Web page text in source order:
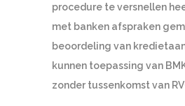
procedure te versnellen
met banken afspraken
beoordeling van
kunnen toepassing van
zonder tussenkomst van